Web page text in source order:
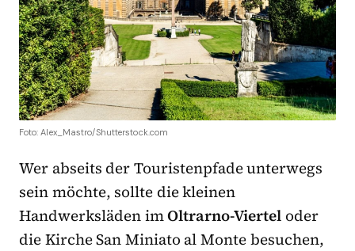
Foto: Alex_Mastro/Shutterstock.com
Wer abseits der Touristenpfade unterwegs
sein möchte, sollte die kleinen
Handwerksläden imOltrarno-Viertel oder
die Kirche San Miniato al Monte besuchen,